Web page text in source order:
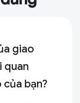
giao
quan
bạn?